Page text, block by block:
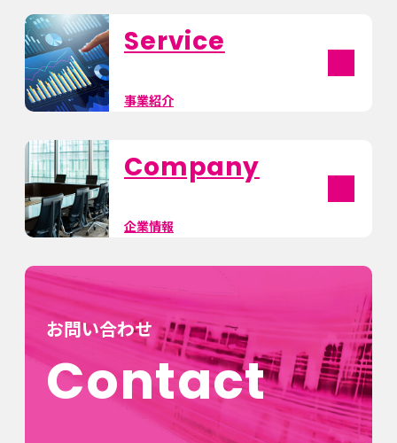
Service
事業紹介
Company
企業情報
お問い合わせ
Contact